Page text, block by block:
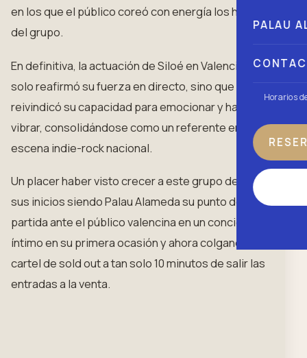
PALAU
Horarios
en los que el público coreó con energía los himnos
del grupo.
En definitiva, la actuación de Siloé en Valencia no
solo reafirmó su fuerza en directo, sino que
reivindicó su capacidad para emocionar y hacer
vibrar, consolidándose como un referente en la
escena indie-rock nacional.
Un placer haber visto crecer a este grupo desde
sus inicios siendo Palau Alameda su punto de
partida ante el público valencina en un concierto
íntimo en su primera ocasión y ahora colgando el
cartel de sold out a tan solo 10 minutos de salir las
entradas a la venta.